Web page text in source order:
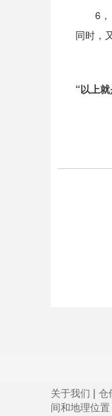
6
同时，
“以上
关于我们 | 仓
间和地理位置